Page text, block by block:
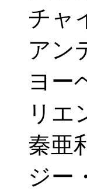
チャ
アン
ヨー
リエ
秦亜
ジー